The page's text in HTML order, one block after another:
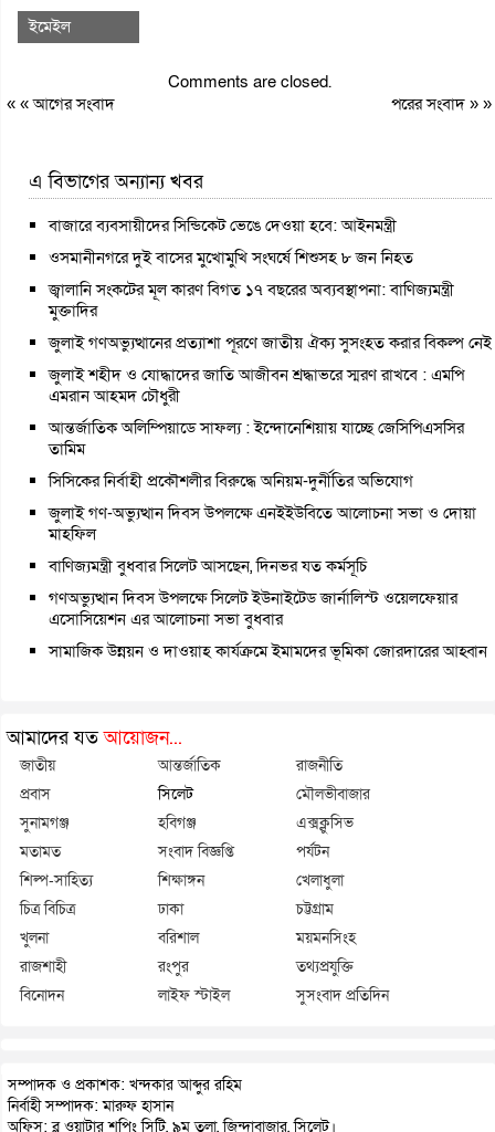
ইমেইল
Comments are closed.
« «আগের সংবাদ পরের সংবাদ» »
এ বিভাগের অন্যান্য খবর
বাজারে ব্যবসায়ীদের সিন্ডিকেট ভেঙে দেওয়া হবে: আইনমন্ত্রী
ওসমানীনগরে দুই বাসের মুখোমুখি সংঘর্ষে শিশুসহ ৮ জন নিহত
জ্বালানি সংকটের মূল কারণ বিগত ১৭ বছরের অব্যবস্থাপনা: বাণিজ্যমন্ত্রী
মুক্তাদির
জুলাই গণঅভ্যুত্থানের প্রত্যাশা পূরণে জাতীয় ঐক্য সুসংহত করার বিকল্প নেই
জুলাই শহীদ ও যোদ্ধাদের জাতি আজীবন শ্রদ্ধাভরে স্মরণ রাখবে : এমপি
এমরান আহমদ চৌধুরী
আন্তর্জাতিক অলিম্পিয়াডে সাফল্য : ইন্দোনেশিয়ায় যাচ্ছে জেসিপিএসসির
তামিম
সিসিকের নির্বাহী প্রকৌশলীর বিরুদ্ধে অনিয়ম-দুর্নীতির অভিযোগ
জুলাই গণ-অভ্যুত্থান দিবস উপলক্ষে এনইইউবিতে আলোচনা সভা ও দোয়া
মাহফিল
বাণিজ্যমন্ত্রী বুধবার সিলেট আসছেন, দিনভর যত কর্মসূচি
গণঅভ্যুত্থান দিবস উপলক্ষে সিলেট ইউনাইটেড জার্নালিস্ট ওয়েলফেয়ার
এসোসিয়েশন এর আলোচনা সভা বুধবার
সামাজিক উন্নয়ন ও দাওয়াহ কার্যক্রমে ইমামদের ভূমিকা জোরদারের আহ্বান
আমাদের যতআয়োজন...
জাতীয় আন্তর্জাতিক
রাজনীতি
প্রবাস
সিলেট
মৌলভীবাজার
সুনামগঞ্জ
হবিগঞ্জ
এক্সক্লুসিভ
মতামত
সংবাদ বিজ্ঞপ্তি
পর্যটন
শিল্প-সাহিত্য
শিক্ষাঙ্গন
খেলাধুলা
চিত্র বিচিত্র
ঢাকা
চট্টগ্রাম
খুলনা
বরিশাল
ময়মনসিংহ
রাজশাহী
রংপুর
তথ্যপ্রযুক্তি
বিনোদন
লাইফ স্টাইল সুসংবাদ প্রতিদিন
সম্পাদক ও প্রকাশক: খন্দকার আব্দুর রহিম
নির্বাহী সম্পাদক: মারুফ হাসান
অফিস: ব্লু ওয়াটার শপিং সিটি, ৯ম তলা, জিন্দাবাজার, সিলেট।